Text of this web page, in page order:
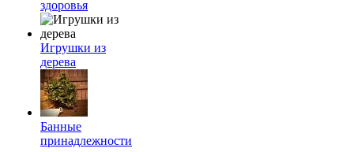
здоровья
Игрушки из
дерева
Банные
принадлежности